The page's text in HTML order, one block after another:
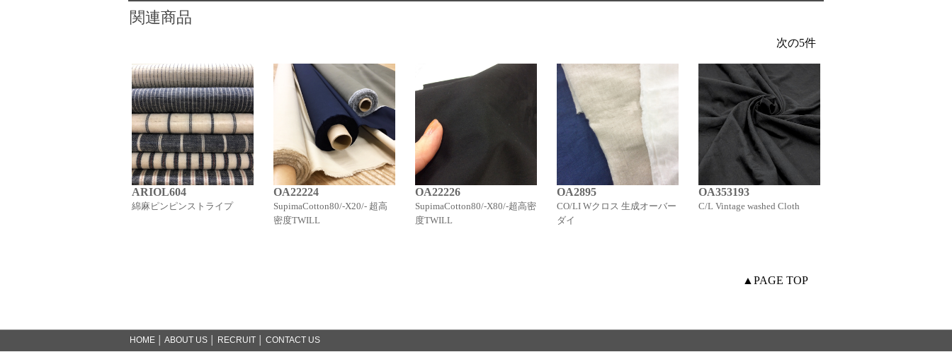
関連商品
ARIOL604
綿麻ピンピンストライプ
OA22224
SupimaCotton80/-X20/- 超高
密度TWILL
OA22226
SupimaCotton80/-X80/-超高密
度TWILL
OA2895
CO/LI Wクロス 生成オーバー
ダイ
OA353193
C/L Vintage washed Cloth
▲PAGE TOP
HOME ABOUT US RECRUIT CONTACT US